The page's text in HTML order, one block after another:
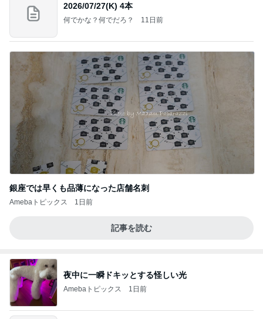
2026/07/27(K) 4本
何でかな？何でだろ？ 11日前
銀座では早くも品薄になった店舗名刺
Amebaトピックス 1日前
記事を読む
夜中に一瞬ドキッとする怪しい光
Amebaトピックス 1日前